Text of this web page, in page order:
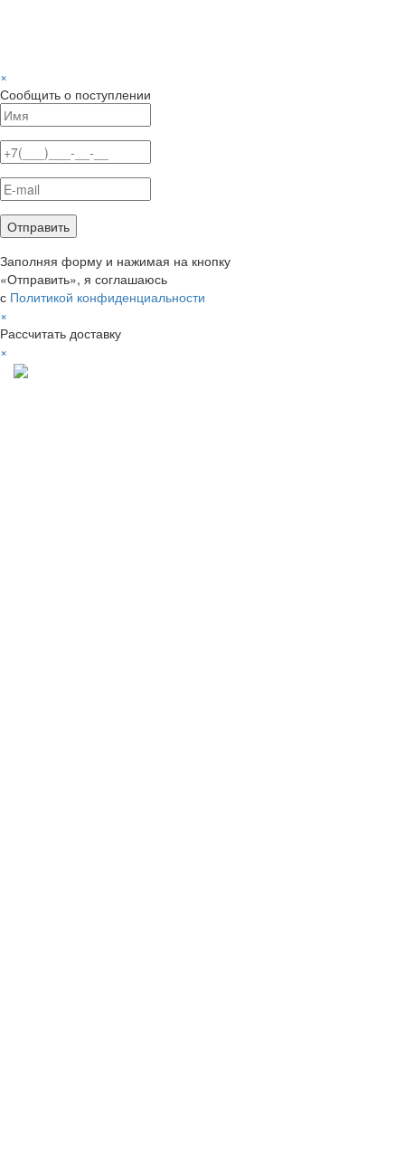
×
Сообщить о поступлении
Заполняя форму и нажимая на кнопку
«Отправить», я соглашаюсь
с Политикой конфиденциальности
×
Рассчитать доставку
×